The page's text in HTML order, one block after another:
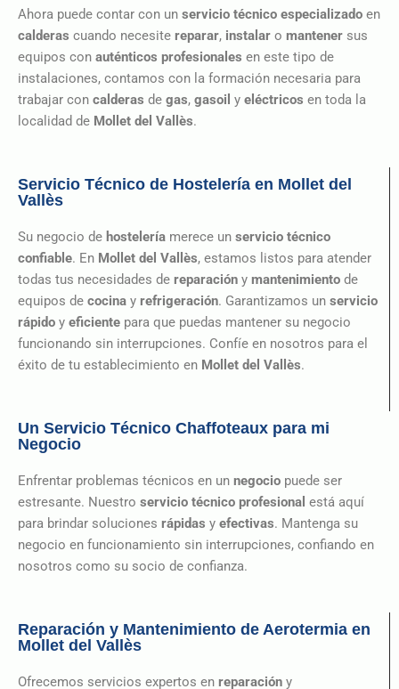
Ahora puede contar con un servicio técnico especializado en
calderas cuando necesite reparar, instalar o mantener sus
equipos con auténticos profesionales en este tipo de
instalaciones, contamos con la formación necesaria para
trabajar con calderas de gas, gasoil y eléctricos en toda la
localidad de Mollet del Vallès.
Servicio Técnico de Hostelería en Mollet del
Vallès
Su negocio de hostelería merece un servicio técnico
confiable. En Mollet del Vallès, estamos listos para atender
todas tus necesidades de reparación y mantenimiento de
equipos de cocina y refrigeración. Garantizamos un servicio
rápido y eficiente para que puedas mantener su negocio
funcionando sin interrupciones. Confíe en nosotros para el
éxito de tu establecimiento en Mollet del Vallès.
Un Servicio Técnico Chaffoteaux para mi
Negocio
Enfrentar problemas técnicos en un negocio puede ser
estresante. Nuestro servicio técnico profesional está aquí
para brindar soluciones rápidas y efectivas. Mantenga su
negocio en funcionamiento sin interrupciones, confiando en
nosotros como su socio de confianza.
Reparación y Mantenimiento de Aerotermia en
Mollet del Vallès
Ofrecemos servicios expertos en reparación y